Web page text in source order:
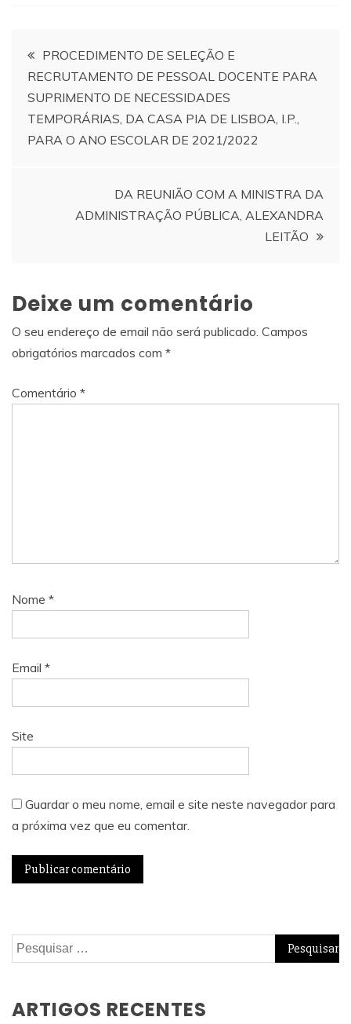
Navegação
de
artigos
PROCEDIMENTO DE SELEÇÃO E
RECRUTAMENTO DE PESSOAL DOCENTE PARA
SUPRIMENTO DE NECESSIDADES
TEMPORÁRIAS, DA CASA PIA DE LISBOA, I.P.,
PARA O ANO ESCOLAR DE 2021/2022
DA REUNIÃO COM A MINISTRA DA
ADMINISTRAÇÃO PÚBLICA, ALEXANDRA
LEITÃO
Deixe um comentário
O seu endereço de email não será publicado. Campos
obrigatórios marcados com *
Comentário *
Nome *
Email *
Site
Guardar o meu nome, email e site neste navegador para
a próxima vez que eu comentar.
Pesquisar
por:
ARTIGOS RECENTES